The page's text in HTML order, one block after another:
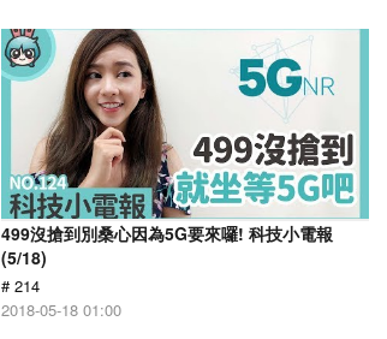
499沒搶到別桑心因為5G要來囉! 科技小電報
(5/18)
# 214
2018-05-18 01:00